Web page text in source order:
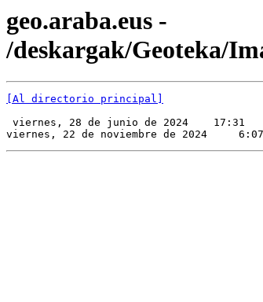
geo.araba.eus -
/deskargak/Geoteka/
[Al directorio principal]
viernes, 28 de junio de 2024    17:31
viernes, 22 de noviembre de 2024